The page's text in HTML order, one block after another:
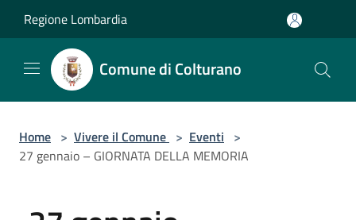
Regione Lombardia
Comune di Colturano
Home > Vivere il Comune > Eventi >
27 gennaio – GIORNATA DELLA MEMORIA